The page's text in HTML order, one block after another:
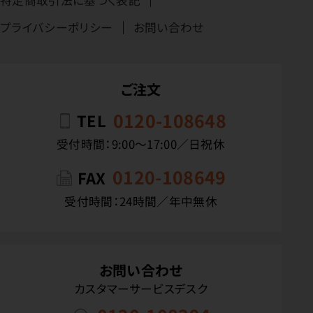
プライバシーポリシー
お問い合わせ
ご注文
TEL 0120-108648
受付時間：9:00〜17:00／日祝休
FAX 0120-108649
受付時間：24時間／年中無休
お問い合わせ
カスタマーサービスデスク